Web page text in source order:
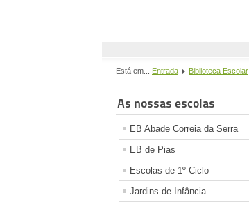
Está em... Entrada Biblioteca Escolar
As nossas escolas
EB Abade Correia da Serra
EB de Pias
Escolas de 1º Ciclo
Jardins-de-Infância